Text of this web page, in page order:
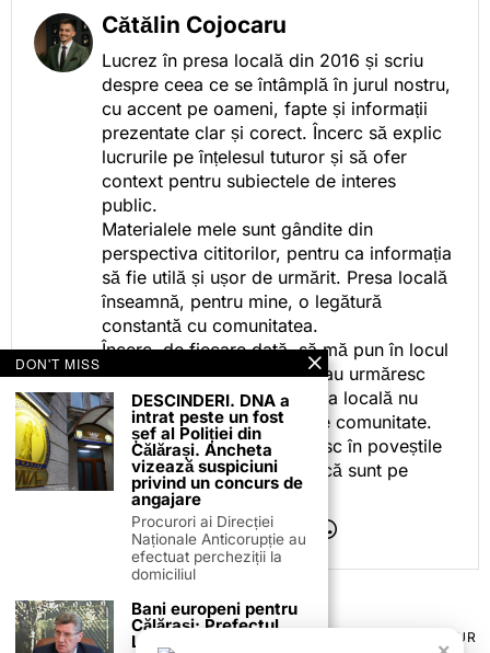
Cătălin Cojocaru
Lucrez în presa locală din 2016 și scriu
despre ceea ce se întâmplă în jurul nostru,
cu accent pe oameni, fapte și informații
prezentate clar și corect. Încerc să explic
lucrurile pe înțelesul tuturor și să ofer
context pentru subiectele de interes
public.
Materialele mele sunt gândite din
perspectiva cititorilor, pentru ca informația
să fie utilă și ușor de urmărit. Presa locală
înseamnă, pentru mine, o legătură
constantă cu comunitatea.
Încerc, de fiecare dată, să mă pun în locul
celor care citesc, privesc sau urmăresc
ceea ce fac. Pentru că presa locală nu
este despre mine, ci despre comunitate.
Iar dacă oamenii se regăsesc în poveștile
pe care le spun, înseamnă că sunt pe
drumul bun.
TERMENI ȘI CONDIȚII
POLITICA DE ANULARE & RETUR
DON'T MISS
DESCINDERI. DNA a
intrat peste un fost
șef al Poliției din
Călărași. Ancheta
vizează suspiciuni
privind un concurs de
angajare
Procurori ai Direcției
Naționale Anticorupție au
efectuat percheziții la
domiciliul
Bani europeni pentru
Călărași: Prefectul
Laurențiu State anunță